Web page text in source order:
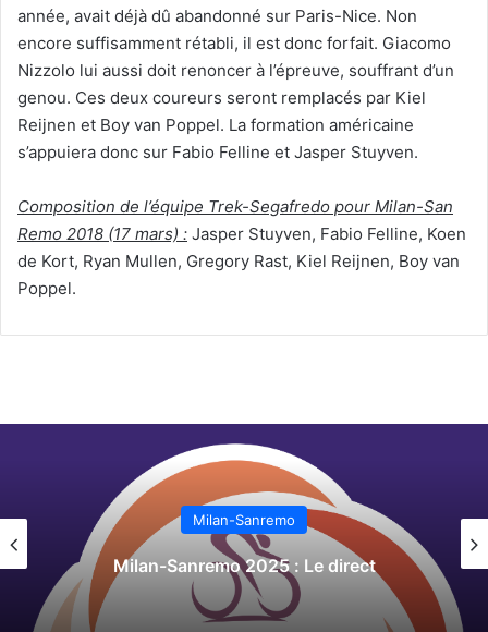
année, avait déjà dû abandonné sur Paris-Nice. Non
encore suffisamment rétabli, il est donc forfait. Giacomo
Nizzolo lui aussi doit renoncer à l’épreuve, souffrant d’un
genou. Ces deux coureurs seront remplacés par Kiel
Reijnen et Boy van Poppel. La formation américaine
s’appuiera donc sur Fabio Felline et Jasper Stuyven.
Composition de l’équipe Trek-Segafredo pour Milan-San
Remo 2018 (17 mars) : Jasper Stuyven, Fabio Felline, Koen
de Kort, Ryan Mullen, Gregory Rast, Kiel Reijnen, Boy van
Poppel.
Milan-Sanremo
Milan-Sanremo 2025 : Le direct